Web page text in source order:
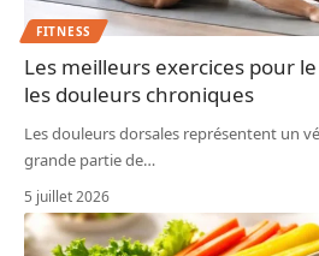
FITNESS
Les meilleurs exercices pour
les douleurs chroniques
Les douleurs dorsales représentent un
grande partie de…
5 juillet 2026